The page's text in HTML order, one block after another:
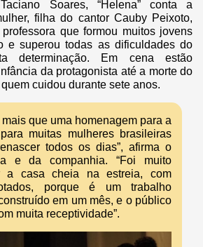
Soares, “Helena” conta a
filha do cantor Cauby Peixoto,
que formou muitos jovens
e superou todas as dificuldades do
determinação. Em cena estão
da protagonista até a morte do
cuidou durante sete anos.
mais que uma homenagem para a
muitas mulheres brasileiras
todos os dias”, afirma o
e da companhia. “Foi muito
a casa cheia na estreia, com
porque é um trabalho
em um mês, e o público
muita receptividade”.